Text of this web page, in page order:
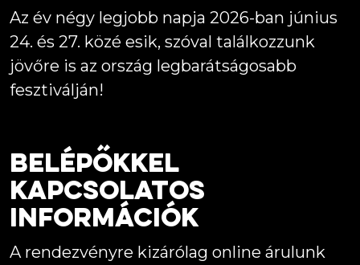
Az év négy legjobb napja 2026-ban június
24. és 27. közé esik, szóval találkozzunk
jövőre is az ország legbarátságosabb
fesztiválján!
Belépőkkel
kapcsolatos
információk
A rendezvényre kizárólag online árulunk